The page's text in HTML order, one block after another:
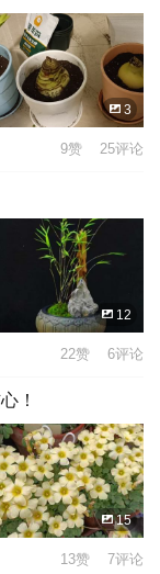
3
9赞 25评论
12
22赞 6评论
！
15
13赞 7评论